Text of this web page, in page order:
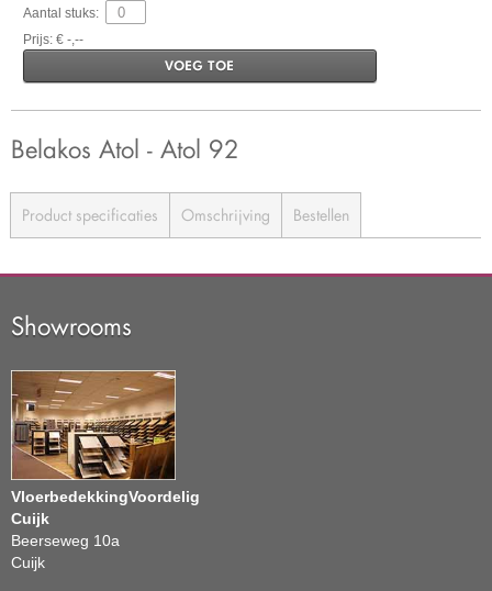
Aantal stuks:
Prijs: € -,--
VOEG TOE
Belakos Atol - Atol 92
Product specificaties Omschrijving Bestellen
Showrooms
VloerbedekkingVoordelig
Cuijk
Beerseweg 10a
Cuijk